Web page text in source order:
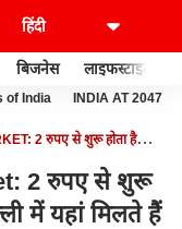
बिजनेस लाइफस्टाइल
of India INDIA AT 2047
2 रुपए से शुरू होता है
2 रुपए से शुरू
में यहां मिलते हैं